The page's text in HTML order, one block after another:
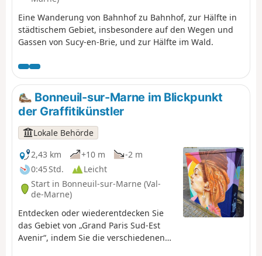
Eine Wanderung von Bahnhof zu Bahnhof, zur Hälfte in
städtischem Gebiet, insbesondere auf den Wegen und
Gassen von Sucy-en-Brie, und zur Hälfte im Wald.
Bonneuil-sur-Marne im Blickpunkt
der Graffitikünstler
Lokale Behörde
2,43 km
+10 m
-2 m
0:45 Std.
Leicht
Start in Bonneuil-sur-Marne (Val-
de-Marne)
Entdecken oder wiederentdecken Sie
das Gebiet von „Grand Paris Sud-Est
Avenir“, indem Sie die verschiedenen